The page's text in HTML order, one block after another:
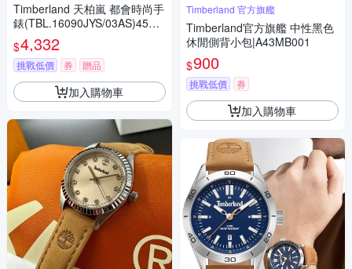
Timberland 天柏嵐 都會時尚手
錶(TBL.16090JYS/03AS)45m
$4,332
挑戰低價 券 贈品
加入購物車
Timberland 官方旗艦
Timberland官方旗艦 中性黑色
休閒側背小包|A43MB001
$900
挑戰低價 券
加入購物車